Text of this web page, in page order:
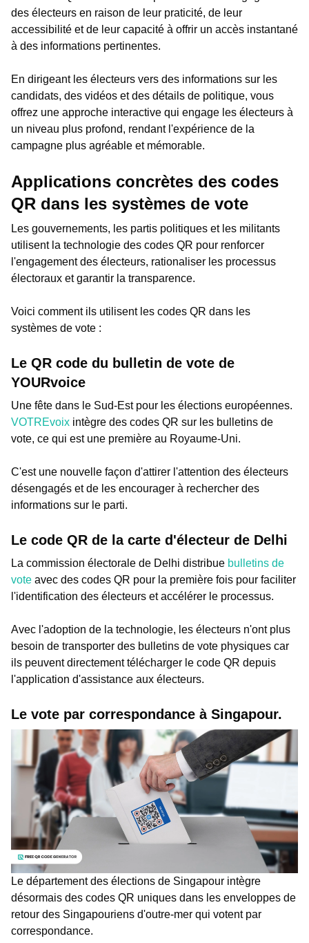
des électeurs en raison de leur praticité, de leur
accessibilité et de leur capacité à offrir un accès instantané
à des informations pertinentes.
En dirigeant les électeurs vers des informations sur les
candidats, des vidéos et des détails de politique, vous
offrez une approche interactive qui engage les électeurs à
un niveau plus profond, rendant l'expérience de la
campagne plus agréable et mémorable.
Applications concrètes des codes
QR dans les systèmes de vote
Les gouvernements, les partis politiques et les militants
utilisent la technologie des codes QR pour renforcer
l'engagement des électeurs, rationaliser les processus
électoraux et garantir la transparence.
Voici comment ils utilisent les codes QR dans les
systèmes de vote :
Le QR code du bulletin de vote de
YOURvoice
Une fête dans le Sud-Est pour les élections européennes.
VOTREvoix intègre des codes QR sur les bulletins de
vote, ce qui est une première au Royaume-Uni.
C'est une nouvelle façon d'attirer l'attention des électeurs
désengagés et de les encourager à rechercher des
informations sur le parti.
Le code QR de la carte d'électeur de Delhi
La commission électorale de Delhi distribue bulletins de
vote avec des codes QR pour la première fois pour faciliter
l'identification des électeurs et accélérer le processus.
Avec l'adoption de la technologie, les électeurs n'ont plus
besoin de transporter des bulletins de vote physiques car
ils peuvent directement télécharger le code QR depuis
l'application d'assistance aux électeurs.
Le vote par correspondance à Singapour.
Le département des élections de Singapour intègre
désormais des codes QR uniques dans les enveloppes de
retour des Singapouriens d'outre-mer qui votent par
correspondance.